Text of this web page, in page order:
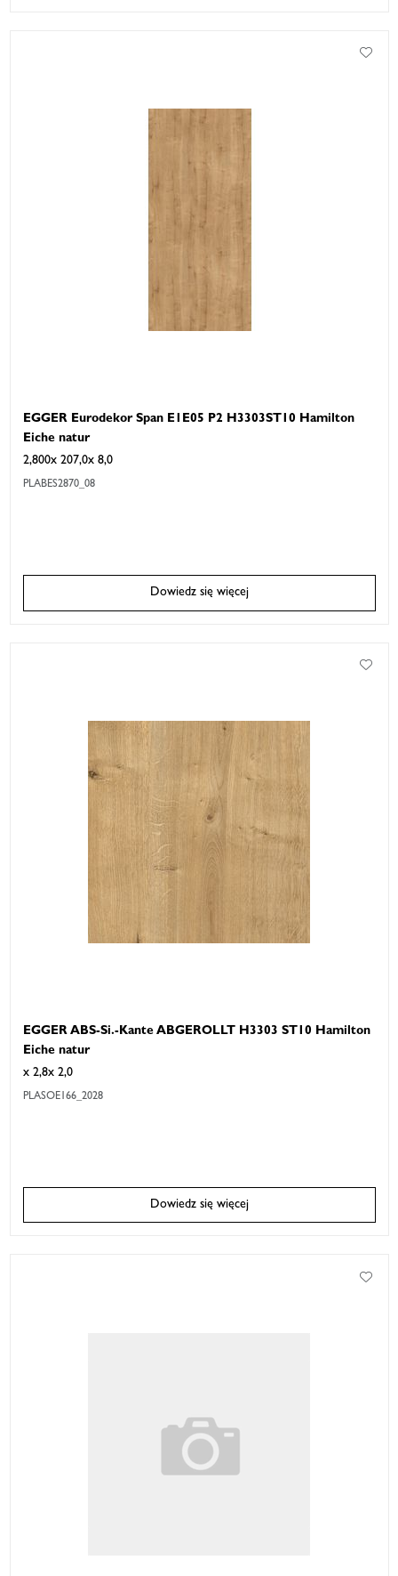
EGGER Eurodekor Span E1E05 P2 H3303ST10 Hamilton
Eiche natur
2,800x 207,0x 8,0
PLABES2870_08
Dowiedz się więcej
EGGER ABS-Si.-Kante ABGEROLLT H3303 ST10 Hamilton
Eiche natur
x 2,8x 2,0
PLASOE166_2028
Dowiedz się więcej